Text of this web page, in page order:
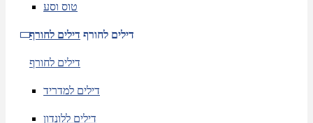
טוס וסע
דילים לחורף דילים לחורף
דילים לחורף
דילים למדריד
דילים ללונדון